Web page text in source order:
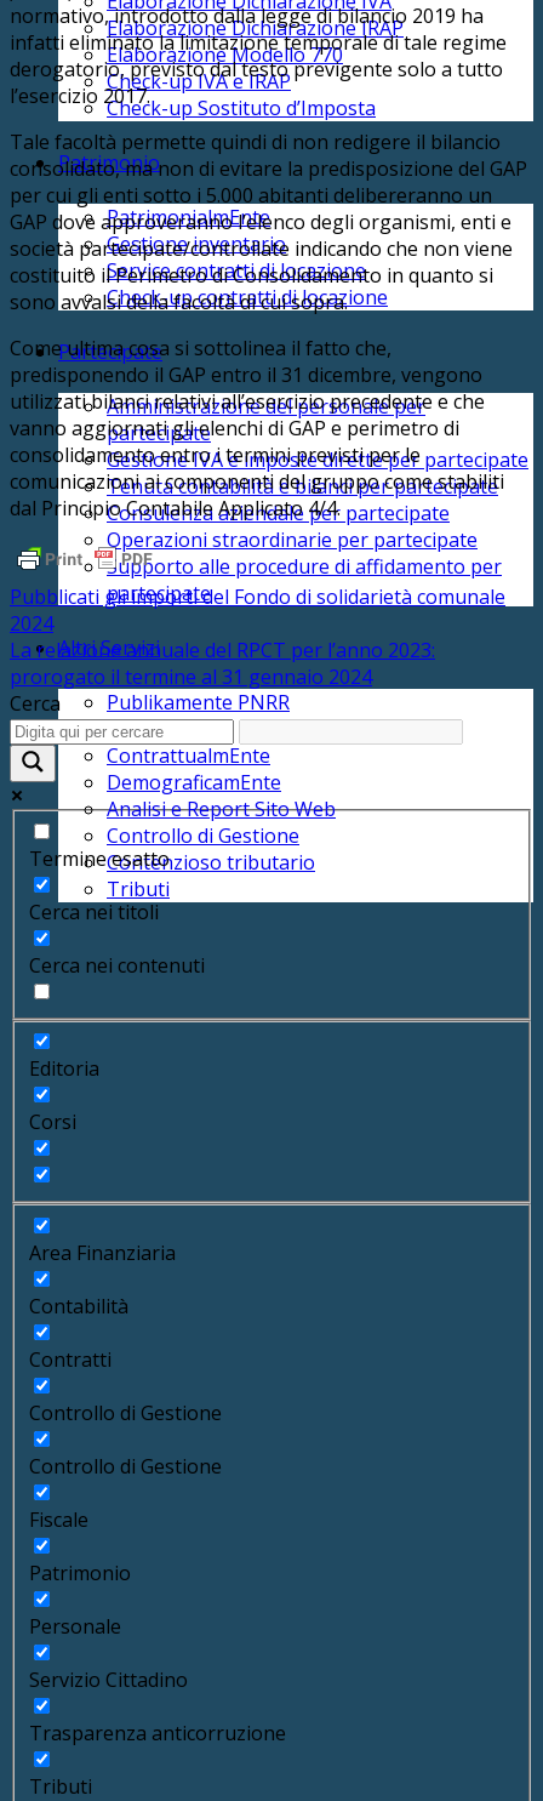
Elaborazione Dichiarazione IRAP
Elaborazione Modello 770
Check-up IVA e IRAP
Check-up Sostituto d’Imposta
Patrimonio
PatrimonialmEnte
Gestione inventario
Service contratti di locazione
Check-up contratti di locazione
Partecipate
Amministrazione del personale per
partecipate
Gestione IVA e imposte dirette per partecipate
Tenuta contabilità e bilanci per partecipate
Consulenza aziendale per partecipate
Operazioni straordinarie per partecipate
Supporto alle procedure di affidamento per
partecipate
Altri Servizi
Publikamente PNRR
Publikamente
ContrattualmEnte
DemograficamEnte
Analisi e Report Sito Web
Controllo di Gestione
Contenzioso tributario
Tributi
normativo, introdotto dalla legge di bilancio 2019 ha
infatti eliminato la limitazione temporale di tale regime
derogatorio, previsto dal testo previgente solo a tutto
l’esercizio 2017.
Tale facoltà permette quindi di non redigere il bilancio
consolidato, ma non di evitare la predisposizione del GAP
per cui gli enti sotto i 5.000 abitanti delibereranno un
GAP dove approveranno l’elenco degli organismi, enti e
società partecipate/controllate indicando che non viene
costituito il Perimetro di Consolidamento in quanto si
sono avvalsi della facoltà di cui sopra.
Come ultima cosa si sottolinea il fatto che,
predisponendo il GAP entro il 31 dicembre, vengono
utilizzati bilanci relativi all’esercizio precedente e che
vanno aggiornati gli elenchi di GAP e perimetro di
consolidamento entro i termini previsti per le
comunicazioni ai componenti del gruppo come stabiliti
dal Principio Contabile Applicato 4/4.
Pubblicati gli importi del Fondo di solidarietà comunale
2024
La relazione annuale del RPCT per l’anno 2023:
prorogato il termine al 31 gennaio 2024
Cerca
Termine esatto
Cerca nei titoli
Cerca nei contenuti
Editoria
Corsi
Area Finanziaria
Contabilità
Contratti
Controllo di Gestione
Controllo di Gestione
Fiscale
Patrimonio
Personale
Servizio Cittadino
Trasparenza anticorruzione
Tributi